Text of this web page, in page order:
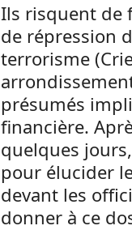
Ils risquent de
de répression
terrorisme
présumés
financière.
quelques
pour élucider
devant les
donner à ce